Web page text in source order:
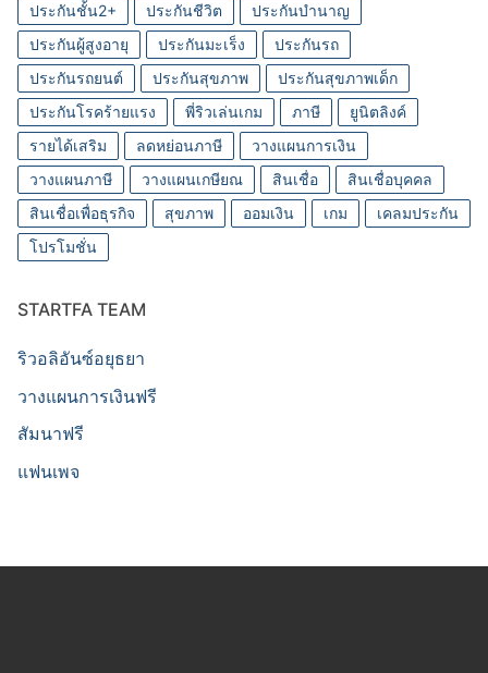
ประกันชั้น2+
ประกันชีวิต
ประกันบำนาญ
ประกันผู้สูงอายุ
ประกันมะเร็ง
ประกันรถ
ประกันรถยนต์
ประกันสุขภาพ
ประกันสุขภาพเด็ก
ประกันโรคร้ายแรง
พี่ริวเล่นเกม ภาษี
ยูนิตลิงค์
รายได้เสริม
ลดหย่อนภาษี
วางแผนการเงิน
วางแผนภาษี
วางแผนเกษียณ สินเชื่อ
สินเชื่อบุคคล
สินเชื่อเพื่อธุรกิจ
สุขภาพ ออมเงิน เกม
เคลมประกัน
โปรโมชั่น
STARTFA TEAM
ริวอลิอันซ์อยุธยา
วางแผนการเงินฟรี
สัมนาฟรี
แฟนเพจ